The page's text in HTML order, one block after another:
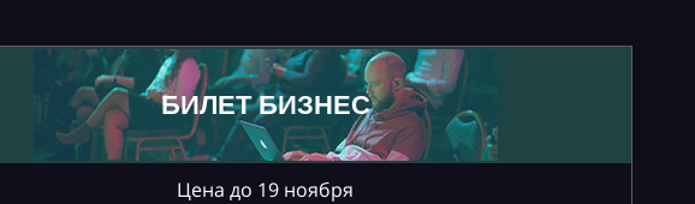
БИЛЕТ БИЗНЕС
Цена до 19 ноября